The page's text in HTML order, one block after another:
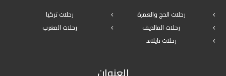
رحلات الحج والعمرة
رحلات تركيا
رحلات المالديف
رحلات المغرب
رحلات تايلاند